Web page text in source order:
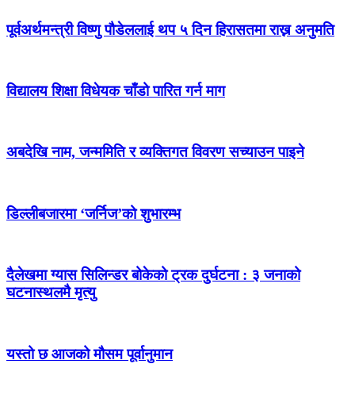
पूर्वअर्थमन्त्री विष्णु पौडेललाई थप ५ दिन हिरासतमा राख्न अनुमति
विद्यालय शिक्षा विधेयक चाँडो पारित गर्न माग
अबदेखि नाम, जन्ममिति र व्यक्तिगत विवरण सच्याउन पाइने
डिल्लीबजारमा ‘जर्निज’को शुभारम्भ
दैलेखमा ग्यास सिलिन्डर बोकेको ट्रक दुर्घटना : ३ जनाको
घटनास्थलमै मृत्यु
यस्तो छ आजको मौसम पूर्वानुमान